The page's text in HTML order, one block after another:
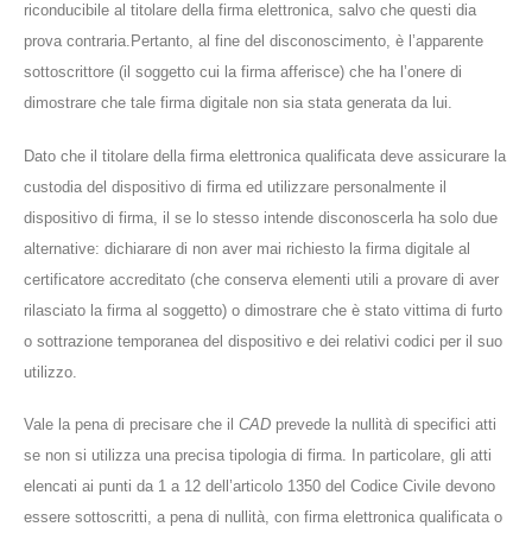
riconducibile al titolare della firma elettronica, salvo che questi dia
prova contraria.Pertanto, al fine del disconoscimento, è l’apparente
sottoscrittore (il soggetto cui la firma afferisce) che ha l’onere di
dimostrare che tale firma digitale non sia stata generata da lui.
Dato che il titolare della firma elettronica qualificata deve assicurare la
custodia del dispositivo di firma ed utilizzare personalmente il
dispositivo di firma, il se lo stesso intende disconoscerla ha solo due
alternative: dichiarare di non aver mai richiesto la firma digitale al
certificatore accreditato (che conserva elementi utili a provare di aver
rilasciato la firma al soggetto) o dimostrare che è stato vittima di furto
o sottrazione temporanea del dispositivo e dei relativi codici per il suo
utilizzo.
Vale la pena di precisare che il CAD prevede la nullità di specifici atti
se non si utilizza una precisa tipologia di firma. In particolare, gli atti
elencati ai punti da 1 a 12 dell’articolo 1350 del Codice Civile devono
essere sottoscritti, a pena di nullità, con firma elettronica qualificata o